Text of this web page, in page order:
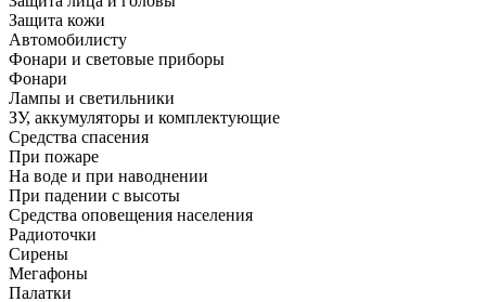
Защита кожи
Автомобилисту
Фонари и световые приборы
Фонари
Лампы и светильники
ЗУ, аккумуляторы и комплектующие
Средства спасения
При пожаре
На воде и при наводнении
При падении с высоты
Средства оповещения населения
Радиоточки
Сирены
Мегафоны
Палатки